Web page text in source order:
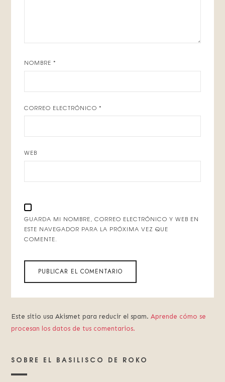
NOMBRE*
CORREO ELECTRÓNICO*
WEB
GUARDA MI NOMBRE, CORREO ELECTRÓNICO Y WEB EN
ESTE NAVEGADOR PARA LA PRÓXIMA VEZ QUE
COMENTE.
Este sitio usa Akismet para reducir el spam.Aprende cómo se
procesan los datos de tus comentarios.
SOBRE EL BASILISCO DE ROKO